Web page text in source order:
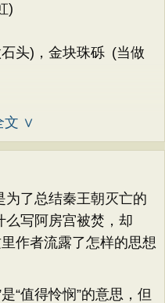
)
头)，金块珠砾 (当做
文 ∨
了总结秦王朝灭亡的
么写阿房宫被焚，却
作者流露了怎样的思想
值得怜悯”的意思，但